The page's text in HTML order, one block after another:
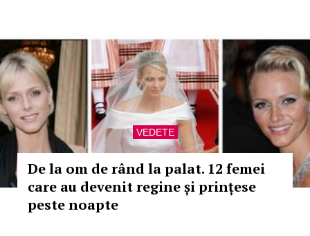
VEDETE
De la om de rând la palat. 12 femei
care au devenit regine și prințese
peste noapte